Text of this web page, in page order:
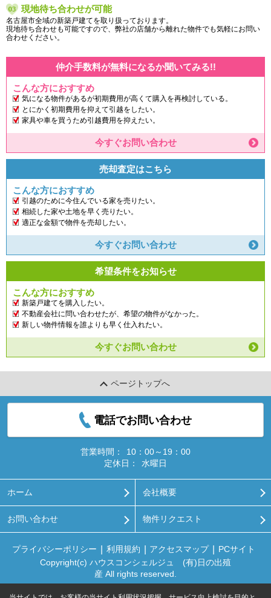
現地待ち合わせが可能
名古屋市全域の新築戸建てを取り扱っております。
現地待ち合わせも可能ですので、弊社の店舗から離れた物件でも気軽にお問い
合わせください。
仲介手数料が無料になるか聞いてみる!!
こんな方におすすめ
気になる物件があるが初期費用が高くて購入を再検討している。
とにかく初期費用を抑えて引越をしたい。
家具や車を買うため引越費用を抑えたい。
今すぐお問い合わせ
売却査定はこちら
こんな方におすすめ
引越のために今住んでいる家を売りたい。
相続した家や土地を早く売りたい。
適正な金額で物件を売却したい。
今すぐお問い合わせ
希望条件をお知らせ
こんな方におすすめ
新築戸建てを購入したい。
不動産会社に問い合わせたが、希望の物件がなかった。
新しい物件情報を誰よりも早く仕入れたい。
今すぐお問い合わせ
ページトップへ
電話でお問い合わせ
営業時間：
10：00～19：00
定休日：
水曜日
ホーム 会社概要
お問い合わせ 物件リクエスト
プライバシーポリシー 利用規約 アクセスマップ
PCサイト
Copyright(c) ハウスコンシェルジュ (有)日の出殖
産 All rights reserved.